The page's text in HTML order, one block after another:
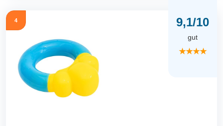
4 9,1/10
gut
★★★★